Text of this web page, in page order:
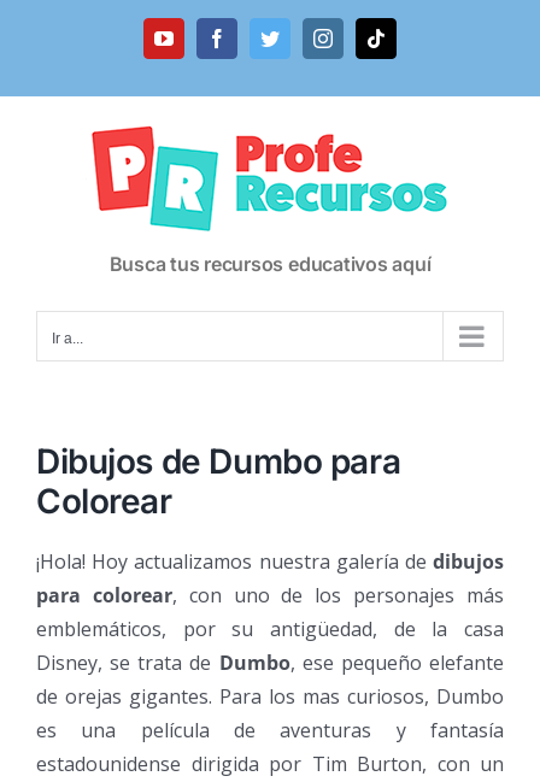
YouTubeFacebookTwitterInstagramTiktok
Busca tus recursos educativos aquí
Ir a...
Dibujos de Dumbo para
Colorear
¡Hola! Hoy actualizamos nuestra galería de dibujos
para colorear, con uno de los personajes más
emblemáticos, por su antigüedad, de la casa
Disney, se trata de Dumbo, ese pequeño elefante
de orejas gigantes. Para los mas curiosos, Dumbo
es una película de aventuras y fantasía
estadounidense dirigida por Tim Burton, con un